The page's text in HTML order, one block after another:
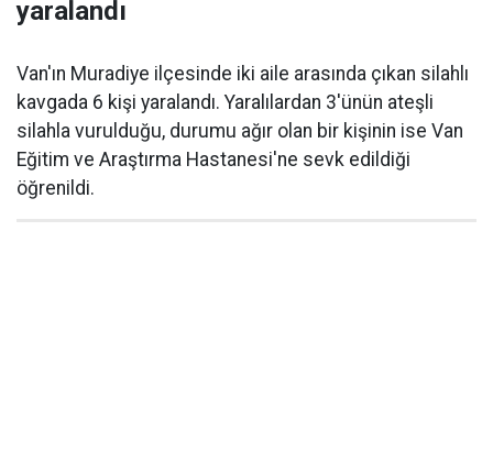
yaralandı
Van'ın Muradiye ilçesinde iki aile arasında çıkan silahlı
kavgada 6 kişi yaralandı. Yaralılardan 3'ünün ateşli
silahla vurulduğu, durumu ağır olan bir kişinin ise Van
Eğitim ve Araştırma Hastanesi'ne sevk edildiği
öğrenildi.